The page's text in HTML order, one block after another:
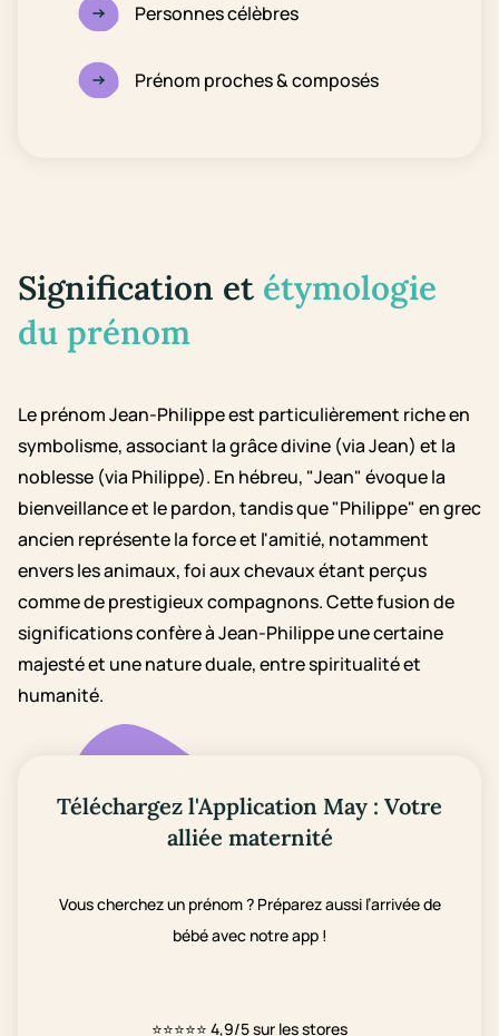
Personnes célèbres
Prénom proches & composés
Signification et étymologie
du prénom
Le prénom Jean-Philippe est particulièrement riche en
symbolisme, associant la grâce divine (via Jean) et la
noblesse (via Philippe). En hébreu, "Jean" évoque la
bienveillance et le pardon, tandis que "Philippe" en grec
ancien représente la force et l'amitié, notamment
envers les animaux, foi aux chevaux étant perçus
comme de prestigieux compagnons. Cette fusion de
significations confère à Jean-Philippe une certaine
majesté et une nature duale, entre spiritualité et
humanité.
Téléchargez l'Application May : Votre
alliée maternité
Vous cherchez un prénom ? Préparez aussi l’arrivée de
bébé avec notre app !
⭐⭐⭐⭐⭐ 4,9/5 sur les stores